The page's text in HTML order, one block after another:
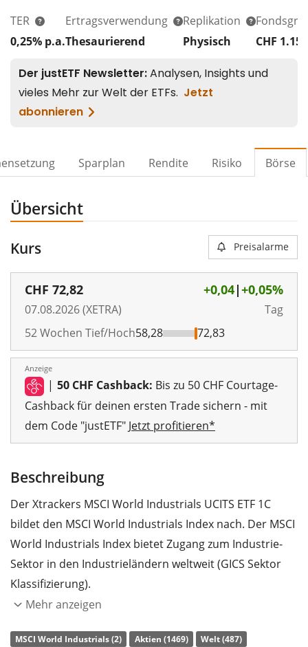
TER
0,25% p.a.
Ertragsverwendung
Thesaurierend
Replikation
Physisch
CHF
Sparplan Rendite Risiko Börse
Übersicht
Kurs Preisalarme
CHF 72,82
07.08.2026 (XETRA)
+0,04|+0,05%
Tag
52 Wochen Tief/Hoch58,28 72,83
Anzeige
| 50 CHF Cashback: Bis zu 50 CHF Courtage-
Cashback für deinen ersten Trade sichern - mit
dem Code "justETF" Jetzt profitieren*
Beschreibung
Der Xtrackers MSCI World Industrials UCITS ETF 1C
bildet den MSCI World Industrials Index nach. Der MSCI
World Industrials Index bietet Zugang zum Industrie-
Sektor in den Industrieländern weltweit (GICS Sektor
Klassifizierung).
(Gesamtkostenquote) des ETF liegt bei
p.a.. Der Xtrackers MSCI World Industrials UCITS ETF 1C
Mehr anzeigen
MSCI World Industrials (2) Aktien (1469)
Welt (487)